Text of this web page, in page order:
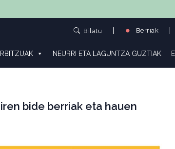
Bilatu Berriak
NEURRI ETA LAGUNTZA GUZTIAK
bide berriak eta hauen